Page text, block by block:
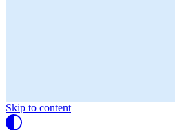
Skip to content